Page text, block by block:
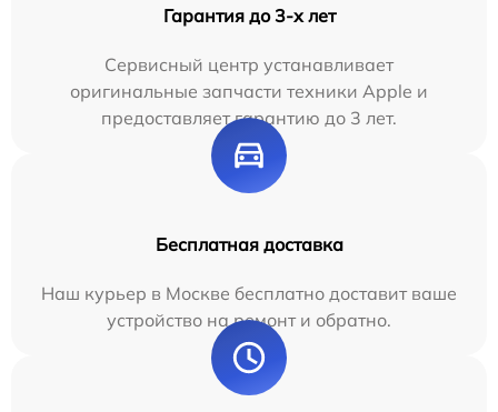
Гарантия до 3-х лет
Сервисный центр устанавливает
оригинальные запчасти техники Apple и
предоставляет гарантию до 3 лет.
Бесплатная доставка
Наш курьер в Москве бесплатно доставит ваше
устройство на ремонт и обратно.